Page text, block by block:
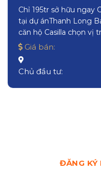
Chỉ 195tr sở hữu ngay
tại dự ánThanh Long
căn hộ Casilla chọn vị
Giá bán:
Chủ đầu tư:
ĐĂNG KÝ